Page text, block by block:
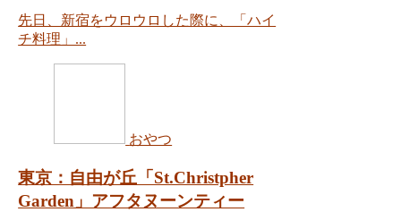
先日、新宿をウロウロした際に、「ハイ
チ料理」...
おやつ
東京：自由が丘「St.Christpher
Garden」アフタヌーンティー